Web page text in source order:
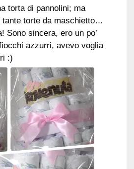
torta di pannolini; ma
tante torte da maschietto…
Sono sincera, ero un po’
azzurri, avevo voglia
:)